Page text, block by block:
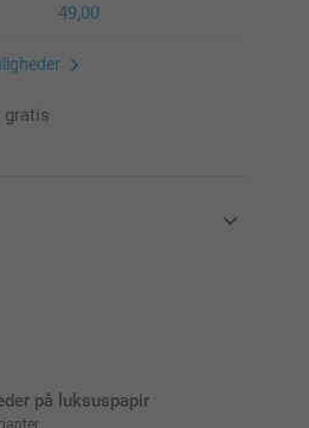
49,00
gratis
på luksuspapir